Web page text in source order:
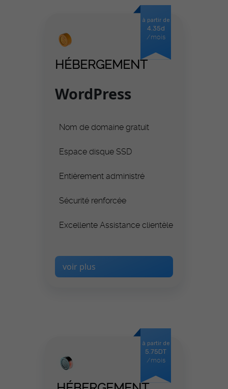
à partir de
4.35d
/mois
HÉBERGEMENT
WordPress
Nom de domaine gratuit
Espace disque SSD
Entièrement administré
Sécurité renforcée
Excellente Assistance clientèle
voir plus
à partir de
5.75DT
/mois